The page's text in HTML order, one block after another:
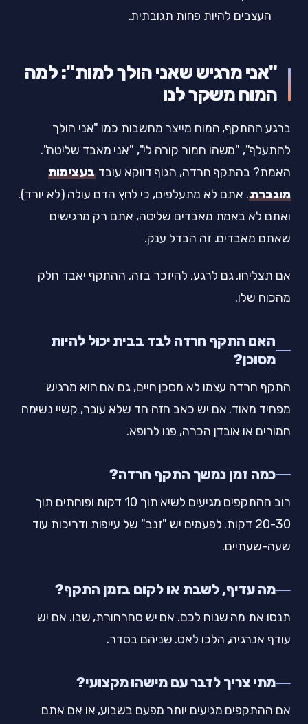
העצבים להיות פחות תגובתית.
"אני מרגיש שאני הולך למות": למה
המוח משקר לנו
ברגע ההתקף, המוח מייצר מחשבות כמו "אני הולך
להתעלף", "משהו חמור קורה לי", "אני מאבד שליטה".
האמת? בהתקף חרדה, הגוף דווקא עובד בעצימות
מוגברת. אתם לא מתעלפים, כי לחץ הדם עולה (לא יורד).
ואתם לא באמת מאבדים שליטה, אתם רק מרגישים
שאתם מאבדים. זה הבדל ענק.
אם תצליחו, גם לרגע, להיזכר בזה, ההתקף יאבד חלק
מהכוח שלו.
האם התקף חרדה לבד בבית יכול להיות
מסוכן?
התקף חרדה עצמו לא מסכן חיים, גם אם הוא מרגיש
מפחיד מאוד. אם יש כאב חזה חד שלא עובר, קשיי נשימה
חמורים או אובדן הכרה, פנו לרופא.
כמה זמן נמשך התקף חרדה?
רוב ההתקפים מגיעים לשיא תוך 10 דקות ופוחתים תוך
20-30 דקות. לפעמים יש "זנב" של עייפות ודריכות עוד
שעה-שעתיים.
מה עדיף, לשבת או לקום בזמן התקף?
תנסו את מה שנוח לכם. אם יש סחרחורת, שבו. אם יש
עודף אנרגיה, הלכו לאט. שניהם בסדר.
מתי צריך לדבר עם מישהו מקצועי?
אם ההתקפים מגיעים יותר מפעם בשבוע, או אם אתם